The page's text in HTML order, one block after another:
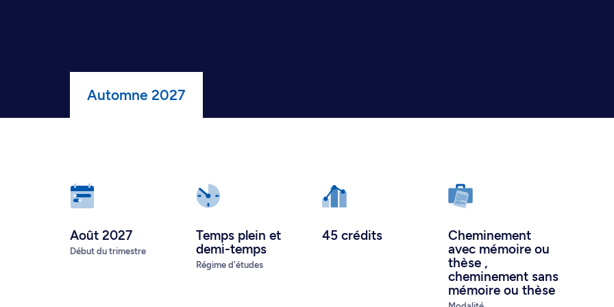
Automne 2027
Août 2027
Début du trimestre
Temps plein et
demi-temps
Régime d'études
45 crédits
Cheminement
avec mémoire ou
thèse ,
cheminement sans
mémoire ou thèse